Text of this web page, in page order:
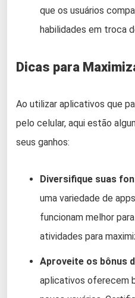
que os usuários
habilidades em troca
Dicas para
Ao utilizar aplicativos que
pelo celular, aqui estão
seus ganhos:
Diversifique suas
uma variedade de
funcionam melhor
atividades para
Aproveite os bônus
aplicativos oferecem